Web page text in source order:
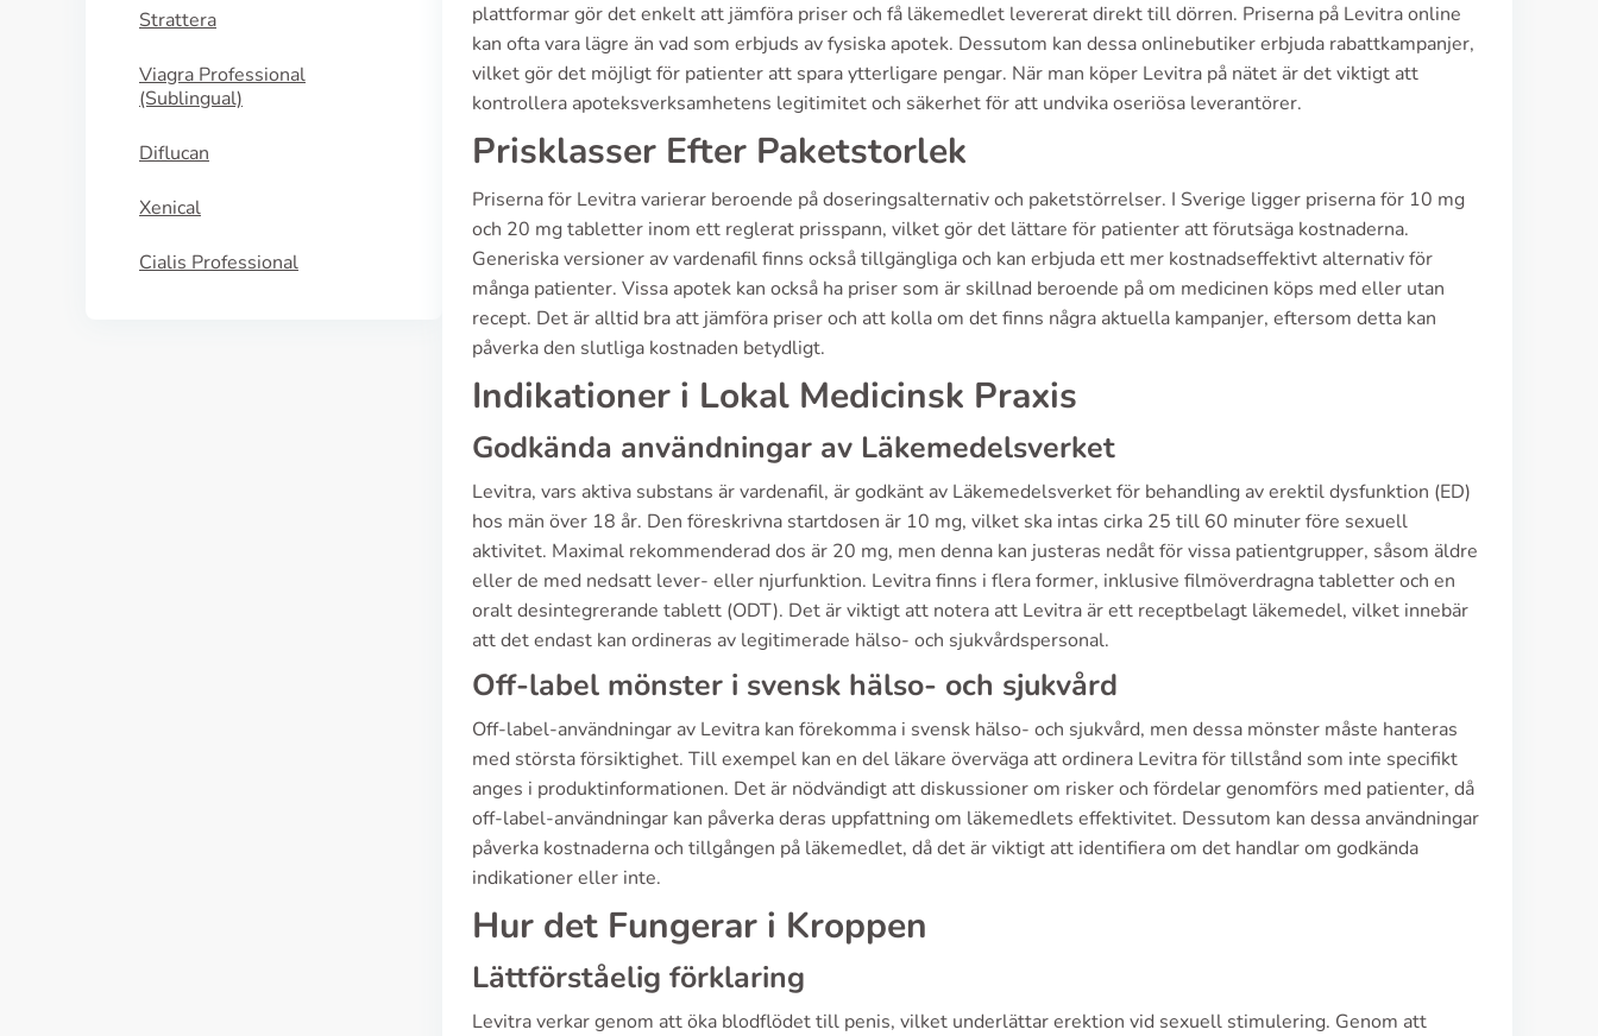
Strattera
Viagra Professional
(Sublingual)
Diflucan
Xenical
Cialis Professional
plattformar gör det enkelt att jämföra priser och få läkemedlet levererat direkt till dörren. Priserna på Levitra online
kan ofta vara lägre än vad som erbjuds av fysiska apotek. Dessutom kan dessa onlinebutiker erbjuda rabattkampanjer,
vilket gör det möjligt för patienter att spara ytterligare pengar. När man köper Levitra på nätet är det viktigt att
kontrollera apoteksverksamhetens legitimitet och säkerhet för att undvika oseriösa leverantörer.
Prisklasser Efter Paketstorlek
Priserna för Levitra varierar beroende på doseringsalternativ och paketstörrelser. I Sverige ligger priserna för 10 mg
och 20 mg tabletter inom ett reglerat prisspann, vilket gör det lättare för patienter att förutsäga kostnaderna.
Generiska versioner av vardenafil finns också tillgängliga och kan erbjuda ett mer kostnadseffektivt alternativ för
många patienter. Vissa apotek kan också ha priser som är skillnad beroende på om medicinen köps med eller utan
recept. Det är alltid bra att jämföra priser och att kolla om det finns några aktuella kampanjer, eftersom detta kan
påverka den slutliga kostnaden betydligt.
Indikationer i Lokal Medicinsk Praxis
Godkända användningar av Läkemedelsverket
Levitra, vars aktiva substans är vardenafil, är godkänt av Läkemedelsverket för behandling av erektil dysfunktion (ED)
hos män över 18 år. Den föreskrivna startdosen är 10 mg, vilket ska intas cirka 25 till 60 minuter före sexuell
aktivitet. Maximal rekommenderad dos är 20 mg, men denna kan justeras nedåt för vissa patientgrupper, såsom äldre
eller de med nedsatt lever- eller njurfunktion. Levitra finns i flera former, inklusive filmöverdragna tabletter och en
oralt desintegrerande tablett (ODT). Det är viktigt att notera att Levitra är ett receptbelagt läkemedel, vilket innebär
att det endast kan ordineras av legitimerade hälso- och sjukvårdspersonal.
Off-label mönster i svensk hälso- och sjukvård
Off-label-användningar av Levitra kan förekomma i svensk hälso- och sjukvård, men dessa mönster måste hanteras
med största försiktighet. Till exempel kan en del läkare överväga att ordinera Levitra för tillstånd som inte specifikt
anges i produktinformationen. Det är nödvändigt att diskussioner om risker och fördelar genomförs med patienter, då
off-label-användningar kan påverka deras uppfattning om läkemedlets effektivitet. Dessutom kan dessa användningar
påverka kostnaderna och tillgången på läkemedlet, då det är viktigt att identifiera om det handlar om godkända
indikationer eller inte.
Hur det Fungerar i Kroppen
Lättförståelig förklaring
Levitra verkar genom att öka blodflödet till penis, vilket underlättar erektion vid sexuell stimulering. Genom att